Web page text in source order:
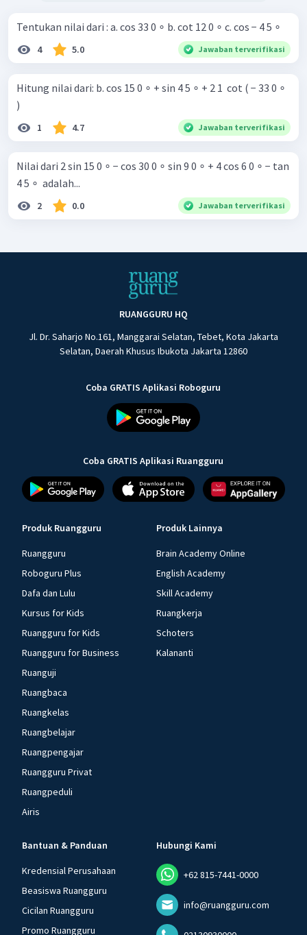
Tentukan nilai dari : a. cos 33 0 ∘ b. cot 12 0 ∘ c. cos − 4 5 ∘
4 5.0 Jawaban terverifikasi
Hitung nilai dari: b. cos 15 0 ∘ + sin 4 5 ∘ + 2 1 ​ cot ( − 33 0 ∘
)
1 4.7 Jawaban terverifikasi
Nilai dari 2 sin 15 0 ∘ − cos 30 0 ∘ sin 9 0 ∘ + 4 cos 6 0 ∘ − tan
4 5 ∘ ​ adalah...
2 0.0 Jawaban terverifikasi
RUANGGURU HQ
Jl. Dr. Saharjo No.161, Manggarai Selatan, Tebet, Kota Jakarta
Selatan, Daerah Khusus Ibukota Jakarta 12860
Coba GRATIS Aplikasi Roboguru
Coba GRATIS Aplikasi Ruangguru
Produk Ruangguru
Ruangguru
Roboguru Plus
Dafa dan Lulu
Kursus for Kids
Ruangguru for Kids
Ruangguru for Business
Ruanguji
Ruangbaca
Ruangkelas
Ruangbelajar
Ruangpengajar
Ruangguru Privat
Ruangpeduli
Airis
Produk Lainnya
Brain Academy Online
English Academy
Skill Academy
Ruangkerja
Schoters
Kalananti
Bantuan & Panduan
Kredensial Perusahaan
Beasiswa Ruangguru
Cicilan Ruangguru
Promo Ruangguru
Hubungi Kami
+62 815-7441-0000
info@ruangguru.com